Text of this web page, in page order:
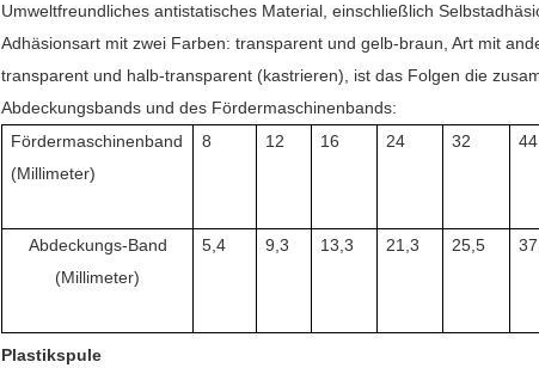
Umweltfreundliches antistatisches Material, einschließlich
Adhäsionsart mit zwei Farben: transparent und gelb-braun, Art mit
transparent und halb-transparent (kastrieren), ist das Folgen die
Abdeckungsbands und des Fördermaschinenbands:
Fördermaschinenband
(Millimeter)
8 12 16 24 32 44
Abdeckungs-Band
(Millimeter)
5,4 9,3 13,3 21,3 25,5
Plastikspule